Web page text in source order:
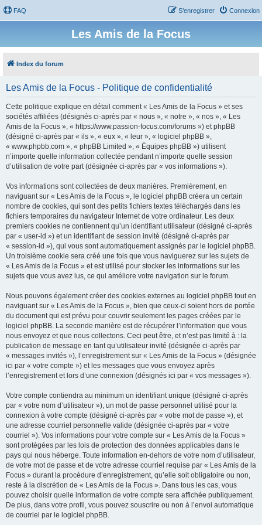
FAQ Connexion
S’enregistrer
Les Amis de la Focus
Index du forum
Les Amis de la Focus - Politique de confidentialité
Cette politique explique en détail comment « Les Amis de la Focus » et ses
sociétés affiliées (désignés ci-après par « nous », « notre », « nos », « Les
Amis de la Focus », « https://www.passion-focus.com/forums ») et phpBB
(désigné ci-après par « ils », « eux », « leur », « logiciel phpBB »,
« www.phpbb.com », « phpBB Limited », « Équipes phpBB ») utilisent
n’importe quelle information collectée pendant n’importe quelle session
d’utilisation de votre part (désignée ci-après par « vos informations »).
Vos informations sont collectées de deux manières. Premièrement, en
naviguant sur « Les Amis de la Focus », le logiciel phpBB créera un certain
nombre de cookies, qui sont des petits fichiers textes téléchargés dans les
fichiers temporaires du navigateur Internet de votre ordinateur. Les deux
premiers cookies ne contiennent qu’un identifiant utilisateur (désigné ci-après
par « user-id ») et un identifiant de session invité (désigné ci-après par
« session-id »), qui vous sont automatiquement assignés par le logiciel phpBB.
Un troisième cookie sera créé une fois que vous naviguerez sur les sujets de
« Les Amis de la Focus » et est utilisé pour stocker les informations sur les
sujets que vous avez lus, ce qui améliore votre navigation sur le forum.
Nous pouvons également créer des cookies externes au logiciel phpBB tout en
naviguant sur « Les Amis de la Focus », bien que ceux-ci soient hors de portée
du document qui est prévu pour couvrir seulement les pages créées par le
logiciel phpBB. La seconde manière est de récupérer l’information que vous
nous envoyez et que nous collectons. Ceci peut être, et n’est pas limité à : la
publication de message en tant qu’utilisateur invité (désignée ci-après par
« messages invités »), l’enregistrement sur « Les Amis de la Focus » (désignée
ici par « votre compte ») et les messages que vous envoyez après
l’enregistrement et lors d’une connexion (désignés ici par « vos messages »).
Votre compte contiendra au minimum un identifiant unique (désigné ci-après
par « votre nom d’utilisateur »), un mot de passe personnel utilisé pour la
connexion à votre compte (désigné ci-après par « votre mot de passe »), et
une adresse courriel personnelle valide (désignée ci-après par « votre
courriel »). Vos informations pour votre compte sur « Les Amis de la Focus »
sont protégées par les lois de protection des données applicables dans le
pays qui nous héberge. Toute information en-dehors de votre nom d’utilisateur,
de votre mot de passe et de votre adresse courriel requise par « Les Amis de la
Focus » durant la procédure d’enregistrement, qu’elle soit obligatoire ou non,
reste à la discrétion de « Les Amis de la Focus ». Dans tous les cas, vous
pouvez choisir quelle information de votre compte sera affichée publiquement.
De plus, dans votre profil, vous pouvez souscrire ou non à l’envoi automatique
de courriel par le logiciel phpBB.